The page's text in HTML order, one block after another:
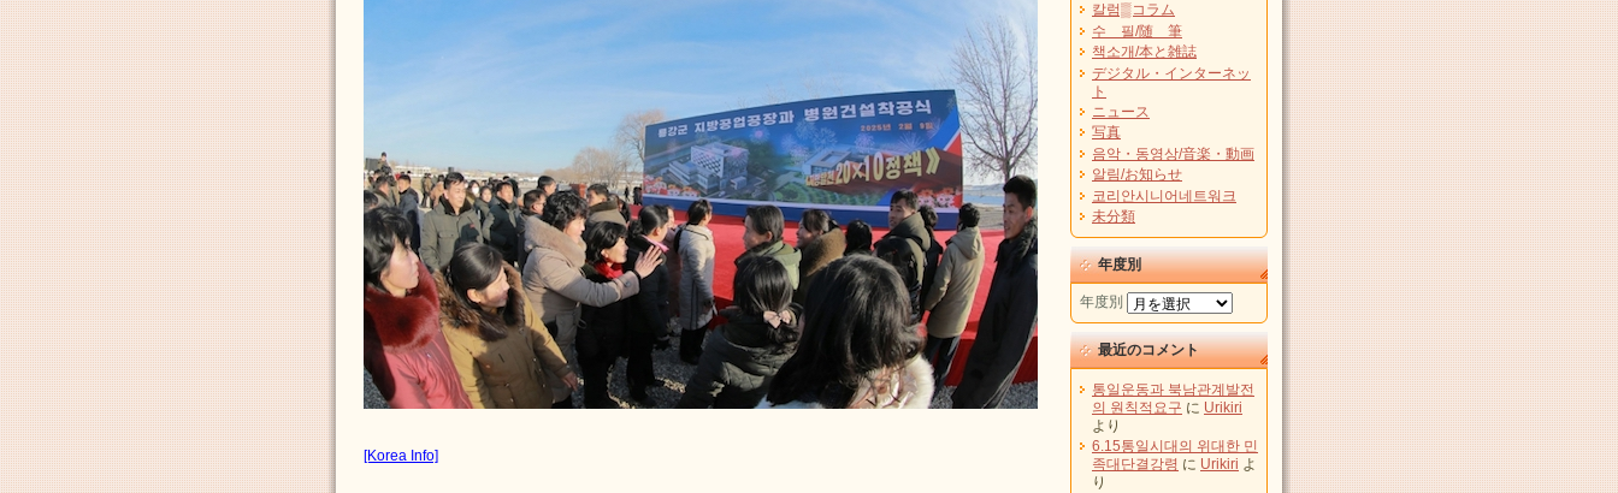
[Korea Info]
칼럼▒コラム
수 필/随 筆
책소개/本と雑誌
デジタル・インターネッ
ト
ニュース
写真
음악・동영상/音楽・動画
알림/お知らせ
코리안시니어네트워크
未分類
年度別
年度別
最近のコメント
통일운동과 북남관계발전
의 원칙적요구 に Urikiri
より
6.15통일시대의 위대한 민
족대단결강령 に Urikiri よ
り